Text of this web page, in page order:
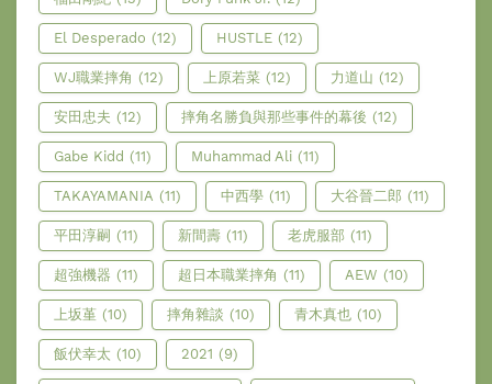
El Desperado (12) HUSTLE (12)
WJ職業摔角 (12) 上原若菜 (12) 力道山 (12)
安田忠夫 (12) 摔角名勝負與那些事件的幕後 (12)
Gabe Kidd (11) Muhammad Ali (11)
TAKAYAMANIA (11) 中西學 (11) 大谷晉二郎 (11)
平田淳嗣 (11) 新間壽 (11) 老虎服部 (11)
超強機器 (11) 超日本職業摔角 (11) AEW (10)
上坂堇 (10) 摔角雜談 (10) 青木真也 (10)
飯伏幸太 (10) 2021 (9)